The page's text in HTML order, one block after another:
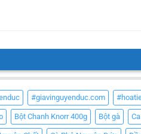
#giavinguyenduc.com
Bột Chanh Knorr 400g Bột gà